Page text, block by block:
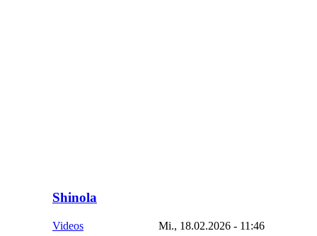
Shinola
Videos Mi., 18.02.2026 - 11:46